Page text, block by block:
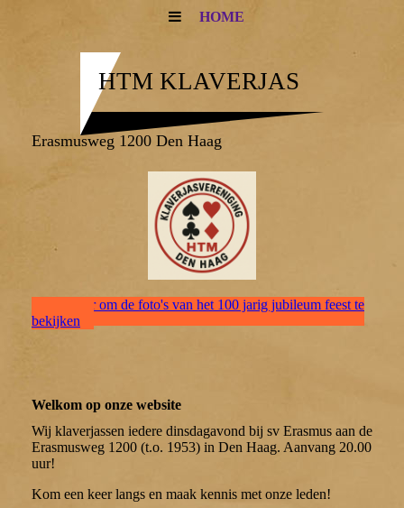
HOME
HTM KLAVERJAS
Erasmusweg 1200 Den Haag
Klik hier om de foto's van het 100 jarig jubileum feest te
bekijken
Welkom op onze website
Wij klaverjassen iedere dinsdagavond bij sv Erasmus aan de
Erasmusweg 1200 (t.o. 1953) in Den Haag. Aanvang 20.00
uur!
Kom een keer langs en maak kennis met onze leden!